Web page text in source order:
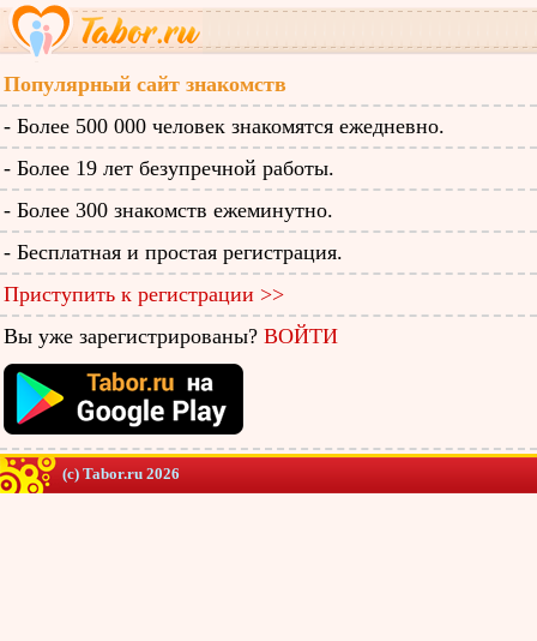
Популярный сайт знакомств
- Более 500 000 человек знакомятся ежедневно.
- Более 19 лет безупречной работы.
- Более 300 знакомств ежеминутно.
- Бесплатная и простая регистрация.
Приступить к регистрации >>
Вы уже зарегистрированы? ВОЙТИ
(c) Tabor.ru 2026